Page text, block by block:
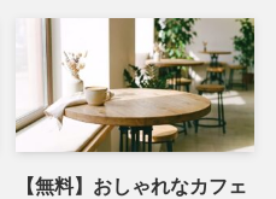
【無料】おしゃれなカフェ